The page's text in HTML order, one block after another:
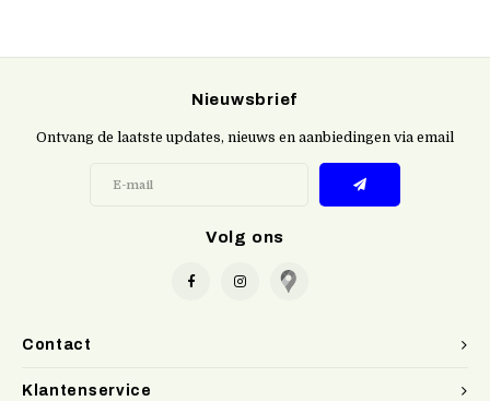
Contact
Nieuwsbrief
Ontvang de laatste updates, nieuws en aanbiedingen via email
Volg ons
Klantenservice